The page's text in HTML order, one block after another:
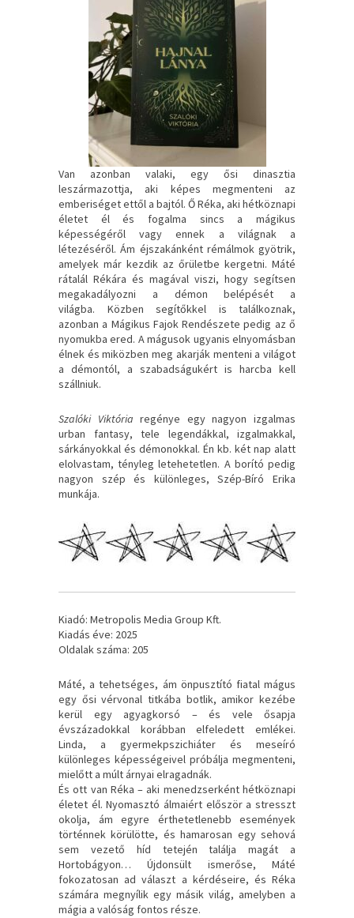
Van azonban valaki, egy ősi dinasztia
leszármazottja, aki képes megmenteni az
emberiséget ettől a bajtól. Ő Réka, aki hétköznapi
életet él és fogalma sincs a mágikus
képességéről vagy ennek a világnak a
létezéséről. Ám éjszakánként rémálmok gyötrik,
amelyek már kezdik az őrületbe kergetni. Máté
rátalál Rékára és magával viszi, hogy segítsen
megakadályozni a démon belépését a
világba. Közben segítőkkel is találkoznak,
azonban a Mágikus Fajok Rendészete pedig az ő
nyomukba ered. A mágusok ugyanis elnyomásban
élnek és miközben meg akarják menteni a világot
a démontól, a szabadságukért is harcba kell
szállniuk.
Szalóki Viktória regénye egy nagyon izgalmas
urban fantasy, tele legendákkal, izgalmakkal,
sárkányokkal és démonokkal. Én kb. két nap alatt
elolvastam, tényleg letehetetlen. A borító pedig
nagyon szép és különleges, Szép-Bíró Erika
munkája.
Kiadó: Metropolis Media Group Kft.
Kiadás éve: 2025
Oldalak száma: 205
Máté, a tehetséges, ám önpusztító fiatal mágus
egy ősi vérvonal titkába botlik, amikor kezébe
kerül egy agyagkorsó – és vele ősapja
évszázadokkal korábban elfeledett emlékei.
Linda, a gyermekpszichiáter és meseíró
különleges képességeivel próbálja megmenteni,
mielőtt a múlt árnyai elragadnák.
És ott van Réka – aki menedzserként hétköznapi
életet él. Nyomasztó álmaiért először a stresszt
okolja, ám egyre érthetetlenebb események
történnek körülötte, és hamarosan egy sehová
sem vezető híd tetején találja magát a
Hortobágyon… Újdonsült ismerőse, Máté
fokozatosan ad választ a kérdéseire, és Réka
számára megnyílik egy másik világ, amelyben a
mágia a valóság fontos része.